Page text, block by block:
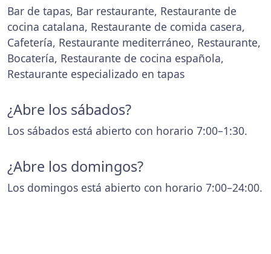
Bar de tapas, Bar restaurante, Restaurante de
cocina catalana, Restaurante de comida casera,
Cafetería, Restaurante mediterráneo, Restaurante,
Bocatería, Restaurante de cocina española,
Restaurante especializado en tapas
¿Abre los sábados?
Los sábados está abierto con horario 7:00–1:30.
¿Abre los domingos?
Los domingos está abierto con horario 7:00–24:00.